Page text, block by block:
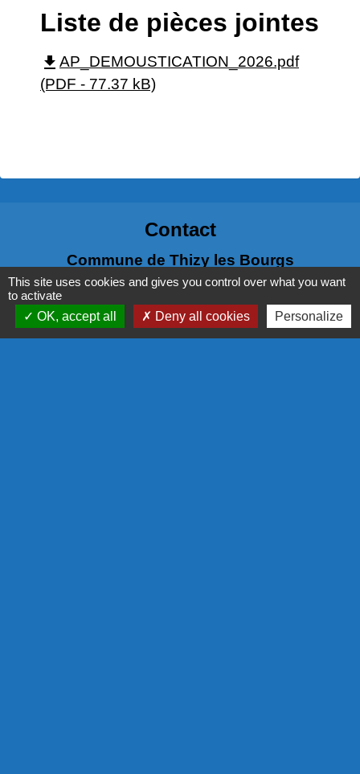
Liste de pièces jointes
file_download AP_DEMOUSTICATION_2026.pdf
(PDF - 77.37 kB)
Contact
Commune de Thizy les Bourgs
1 rue Veuve Crozet
69240 Thizy les Bourgs - FRANCE
+33 4 74 64 65 90
This site uses cookies and gives you control over what you want
to activate
OK, accept all
Deny all cookies Personalize